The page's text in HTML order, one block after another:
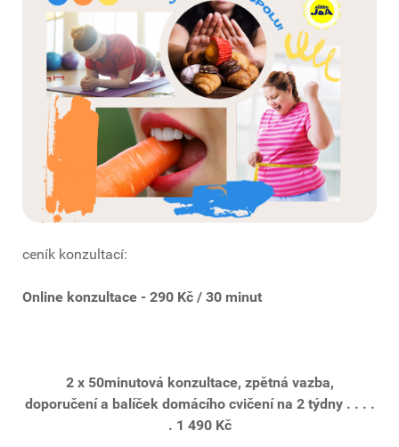
ceník konzultací:
Online konzultace - 290 Kč / 30 minut
2 x 50minutová konzultace, zpětná vazba,
doporučenía balíček domácího cvičení na 2 týdny . . . .
. 1 490 Kč